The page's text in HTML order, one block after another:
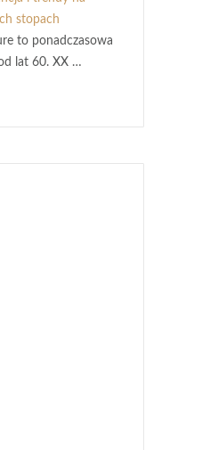
stopach
to ponadczasowa
lat 60. XX …